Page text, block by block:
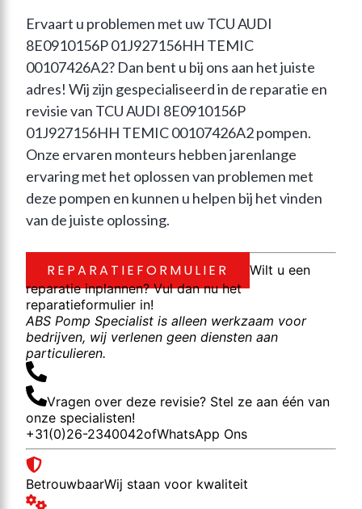
Ervaart u problemen met uw TCU AUDI
8E0910156P 01J927156HH TEMIC
00107426A2? Dan bent u bij ons aan het juiste
adres! Wij zijn gespecialiseerd in de reparatie en
revisie van TCU AUDI 8E0910156P
01J927156HH TEMIC 00107426A2 pompen.
Onze ervaren monteurs hebben jarenlange
ervaring met het oplossen van problemen met
deze pompen en kunnen u helpen bij het vinden
van de juiste oplossing.
REPARATIEFORMULIER
Wilt u een
reparatie inplannen? Vul dan nu het
reparatieformulier in!
ABS Pomp Specialist is alleen werkzaam voor
bedrijven, wij verlenen geen diensten aan
particulieren.
Vragen over deze revisie? Stel ze aan één van
onze specialisten!
+31(0)26-2340042ofWhatsApp Ons
BetrouwbaarWij staan voor kwaliteit